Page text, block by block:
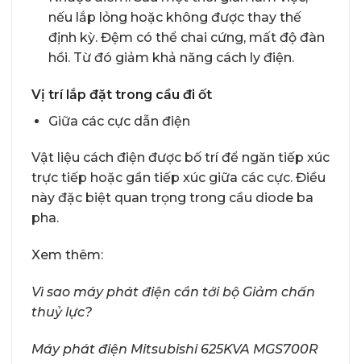
nếu lắp lỏng hoặc không được thay thế
định kỳ. Đệm có thể chai cứng, mất độ đàn
hồi. Từ đó giảm khả năng cách ly điện.
Vị trí lắp đặt trong cầu đi ốt
Giữa các cực dẫn điện
Vật liệu cách điện được bố trí để ngăn tiếp xúc
trực tiếp hoặc gần tiếp xúc giữa các cực. Điều
này đặc biệt quan trọng trong cầu diode ba
pha.
Xem thêm:
Vì sao máy phát điện cần tới bộ Giảm chấn
thuỷ lực?
Máy phát điện Mitsubishi 625KVA MGS700R